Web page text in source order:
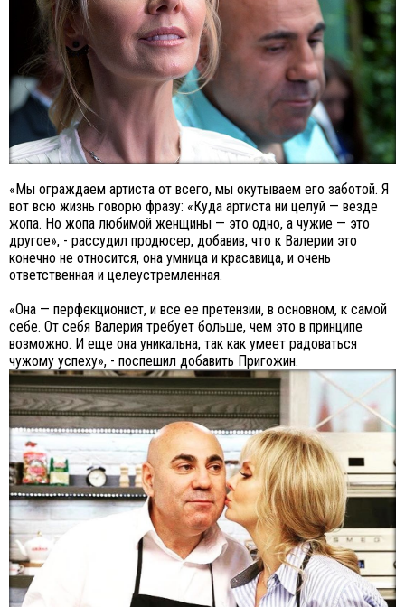
«Мы ограждаем артиста от всего, мы окутываем его заботой. Я
вот всю жизнь говорю фразу: «Куда артиста ни целуй — везде
жопа. Но жопа любимой женщины — это одно, а чужие — это
другое», - рассудил продюсер, добавив, что к Валерии это
конечно не относится, она умница и красавица, и очень
ответственная и целеустремленная.
«Она — перфекционист, и все ее претензии, в основном, к самой
себе. От себя Валерия требует больше, чем это в принципе
возможно. И еще она уникальна, так как умеет радоваться
чужому успеху», - поспешил добавить Пригожин.